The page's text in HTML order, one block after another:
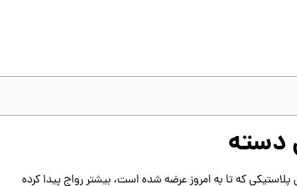
دسته
که تا به امروز عرضه شده است، بیشتر رواج پیدا کرده